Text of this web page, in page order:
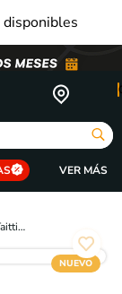
Champagne Taittinger Brut Reserva Fifa World Cup - 750ml
NUEVO